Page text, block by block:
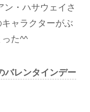
ン・ハサウェイさ
ャラクターがぶ
た^^
バレンタインデー